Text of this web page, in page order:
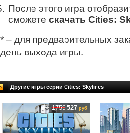
После этого игра
сможете скачать Cities:
* – для предварительных
день выхода игры.
Другие игры серии Cities: Skylines
1759 527 руб